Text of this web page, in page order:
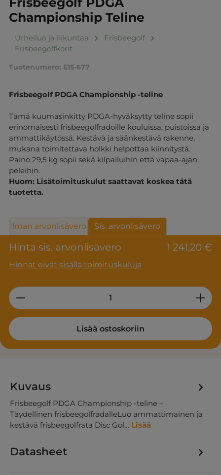
Championship Teline
Urheilua ja liikuntaa
Frisbeegolf
Frisbeegolfkorit
Tuotenumero: E15-677
Frisbeegolf PDGA Championship -teline
Tämä kuumasinkitty PDGA-hyväksytty teline sopii
erinomaisesti frisbeegolfradoille kouluissa, puistoissa ja
ammattikäytössä. Kestävä ja säänkestävä rakenne,
mukana toimitettava holkki helpottaa kiinnitystä.
Paino 29,5 kg sopii sekä kilpailuihin että vapaa-ajan
peleihin.
Huom: Lisätoimituskulut saattavat koskea tätä
tuotetta.
Hinta sis. arvonlisävero 1 241,20 €
Hinnat eivät sisällä toimituskuluja
Ilman arvonlisävero Sis. arvonlisävero
Product Quantity: Enter the desired
Lisää ostoskoriin
Kuvaus
Frisbeegolf PDGA Championship -teline –
Täydellinen frisbeegolfradalleLuo ammattimainen ja
kestävä frisbeegolfrata Disc Gol… Lisää
Datasheet